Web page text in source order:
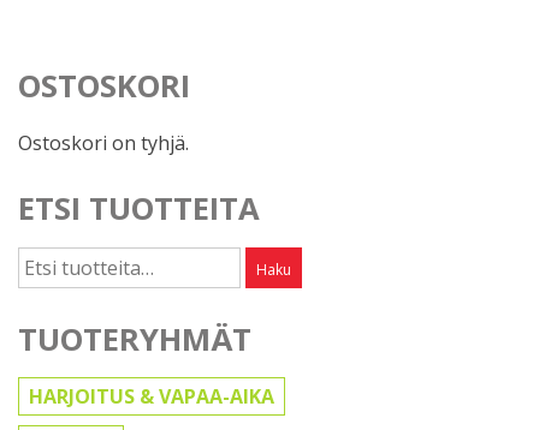
OSTOSKORI
Ostoskori on tyhjä.
ETSI TUOTTEITA
Etsi: Haku
TUOTERYHMÄT
HARJOITUS & VAPAA-AIKA